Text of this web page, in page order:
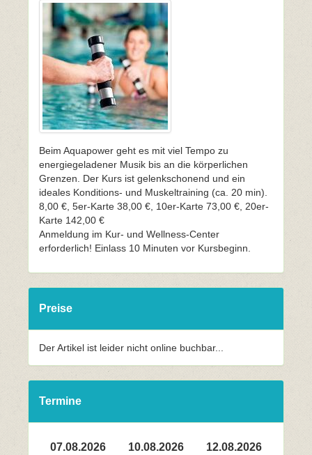
Beim Aquapower geht es mit viel Tempo zu
energiegeladener Musik bis an die körperlichen
Grenzen. Der Kurs ist gelenkschonend und ein
ideales Konditions- und Muskeltraining (ca. 20 min).
8,00 €, 5er-Karte 38,00 €, 10er-Karte 73,00 €, 20er-
Karte 142,00 €
Anmeldung im Kur- und Wellness-Center
erforderlich! Einlass 10 Minuten vor Kursbeginn.
Preise
Der Artikel ist leider nicht online buchbar...
Termine
07.08.2026 10.08.2026 12.08.2026